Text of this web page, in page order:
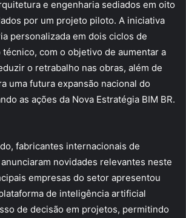
e engenharia sediados em oito
por um projeto piloto. A iniciativa
personalizada em dois ciclos de
técnico, com o objetivo de aumentar a
o retrabalho nas obras, além de
uma futura expansão nacional do
as ações da Nova Estratégia BIM BR.
fabricantes internacionais de
novidades relevantes neste
empresas do setor apresentou
de inteligência artificial
de decisão em projetos, permitindo